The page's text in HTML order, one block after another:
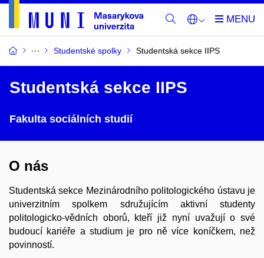
Studentské spolky Studentská sekce IIPS
Studentská sekce IIPS
Fakulta sociálních studií
O nás
Studentská sekce Mezinárodního politologického ústavu je
univerzitním spolkem sdružujícím aktivní studenty
politologicko-vědních oborů, kteří již nyní uvažují o své
budoucí kariéře a studium je pro ně více koníčkem, než
povinností.